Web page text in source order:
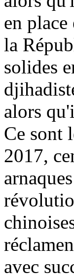
en
la
solides
alors
Ce sont
2017,
avec